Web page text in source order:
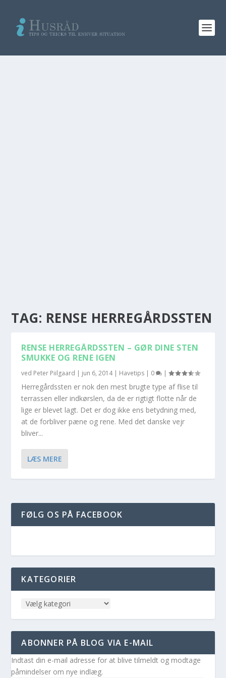
TAG: RENSE HERREGÅRDSSTEN
RENSE HERREGÅRDSSTEN – GØR DINE STEN
SMUKKE OG RENE IGEN
ved Peter Piilgaard | jun 6, 2014| Havetips | 0 |
Herregårdssten er nok den mest brugte type af flise til
terrassen eller indkørslen, da de er rigtigt flotte når de
lige er blevet lagt. Det er dog ikke ens betydning med,
at de forbliver pæne og rene. Med det danske vejr
bliver...
LÆS MERE
FØLG OS PÅ FACEBOOK
KATEGORIER
ABONNER PÅ BLOG VIA E-MAIL
Indtast din e-mail adresse for at blive tilmeldt og modtage
påmindelser om nye indlæg.